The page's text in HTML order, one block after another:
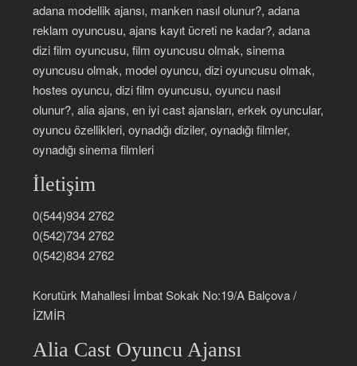
adana modellik ajansı, manken nasıl olunur?, adana
reklam oyuncusu, ajans kayıt ücreti ne kadar?, adana
dizi film oyuncusu, film oyuncusu olmak, sinema
oyuncusu olmak, model oyuncu, dizi oyuncusu olmak,
hostes oyuncu, dizi film oyuncusu, oyuncu nasıl
olunur?, alia ajans, en iyi cast ajansları, erkek oyuncular,
oyuncu özellikleri, oynadığı diziler, oynadığı filmler,
oynadığı sinema filmleri
İletişim
0(544)934 2762
0(542)734 2762
0(542)834 2762
Korutürk Mahallesi İmbat Sokak No:19/A Balçova /
İZMİR
Alia Cast Oyuncu Ajansı